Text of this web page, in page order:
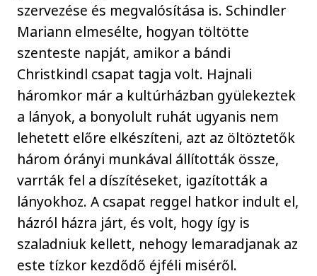
szervezése és megvalósítása is. Schindler
Mariann elmesélte, hogyan töltötte
szenteste napját, amikor a bándi
Christkindl csapat tagja volt. Hajnali
háromkor már a kultúrházban gyülekeztek
a lányok, a bonyolult ruhát ugyanis nem
lehetett előre elkészíteni, azt az öltöztetők
három órányi munkával állították össze,
varrták fel a díszítéseket, igazították a
lányokhoz. A csapat reggel hatkor indult el,
házról házra járt, és volt, hogy így is
szaladniuk kellett, nehogy lemaradjanak az
este tízkor kezdődő éjféli miséről.